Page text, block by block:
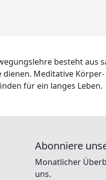
besteht
Meditative
für ein langes Leben.
Abonniere
Monatlicher
uns.